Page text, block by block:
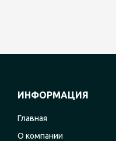
ИНФОРМАЦИЯ
Главная
О компании